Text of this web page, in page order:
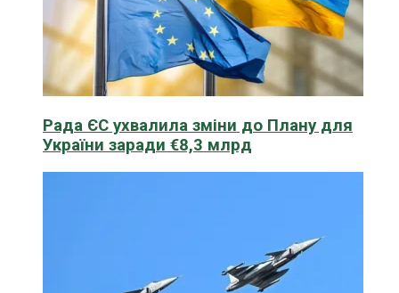
Рада ЄС ухвалила зміни до Плану для
України заради €8,3 млрд